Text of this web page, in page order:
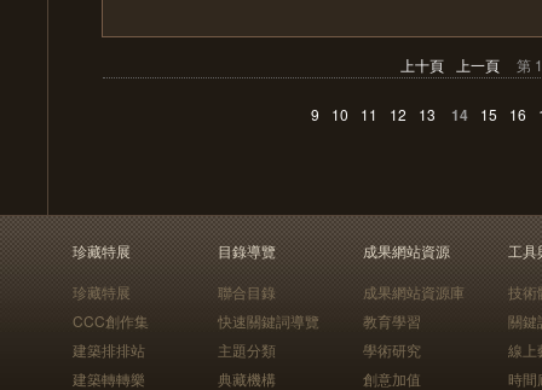
上十頁 上一頁 第
9 10 11 12 13 14 15 16
珍藏特展
珍藏特展
CCC創作集
建築排排站
建築轉轉樂
目錄導覽
聯合目錄
快速關鍵詞導覽
主題分類
典藏機構
成果網站資源
成果網站資源庫
教育學習
學術研究
創意加值
工具
技術
關鍵
線上
時間